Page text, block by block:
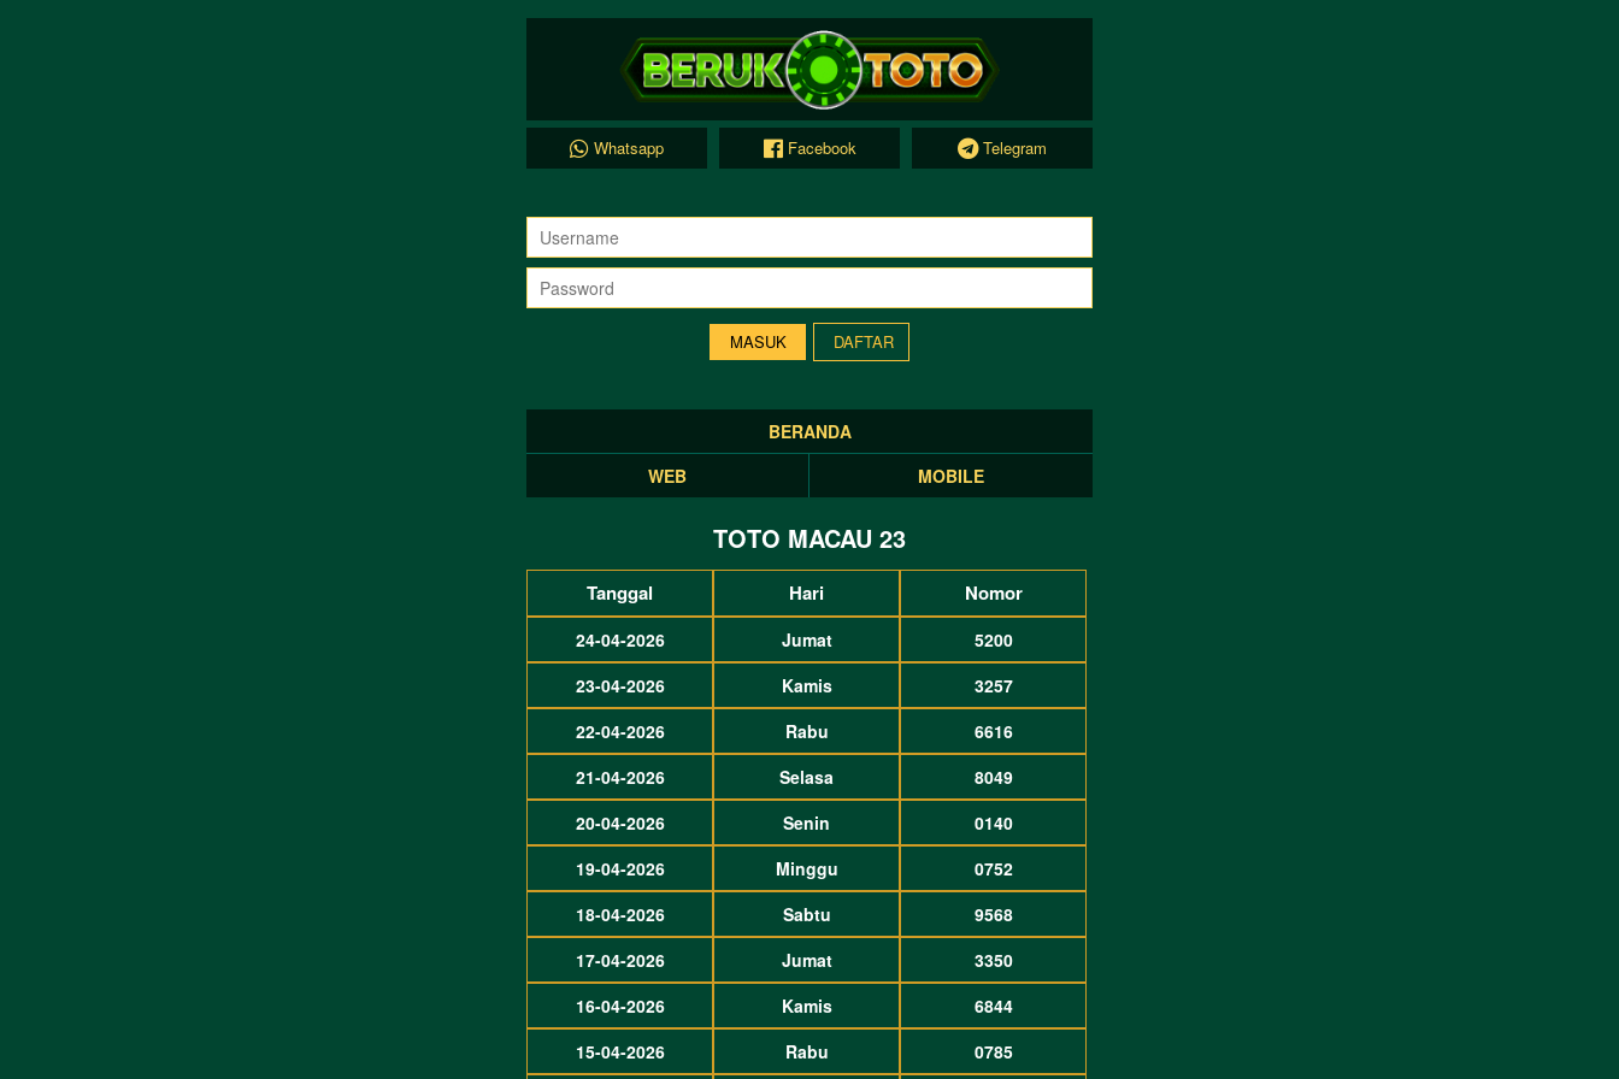
Whatsapp Facebook Telegram
DAFTAR
BERANDA
WEB
MOBILE
TOTO MACAU 23
Tanggal Hari Nomor
24-04-2026 Jumat
5200
23-04-2026
Kamis
3257
22-04-2026
Rabu
6616
21-04-2026
Selasa
8049
20-04-2026
Senin
0140
19-04-2026
Minggu
0752
18-04-2026
Sabtu
9568
17-04-2026
Jumat
3350
16-04-2026
Kamis
6844
15-04-2026
Rabu 0785